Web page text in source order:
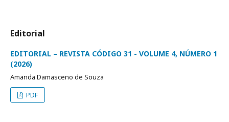
Editorial
EDITORIAL – REVISTA CÓDIGO 31 - VOLUME 4, NÚMERO 1
(2026)
Amanda Damasceno de Souza
PDF